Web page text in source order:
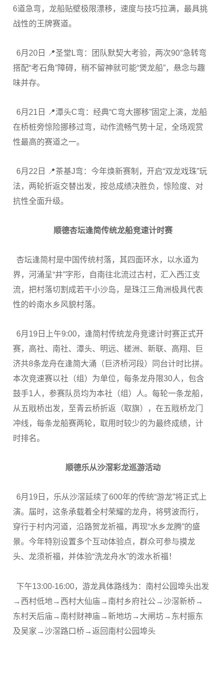
6道急弯，龙船贴壁极限漂移，速度与技巧拉满，最具挑
战性的王牌赛道。
6月20日 📍圣堂L弯：团队默契大考验，两次90°急转弯
搭配“考石角”障碍，稍不留神就可能“煲龙船”，悬念与趣
味并存。
6月21日 📍潭头C弯：经典“C弯大挪移”固定上演，龙船
在桥桩旁惊险挪移过弯，动作流畅气势十足，全场观赏
性最高的赛道之一。
6月22日 📍茶基J弯：今年焕新赛制，开启“双龙戏珠”玩
法，两轮折返交替出发，按总成绩决胜负，惊险度、对
抗性全面升级。
顺德杏坛逢简传统龙船竞速计时赛
杏坛逢简村是中国传统村落，其四面环水，以水道为
界，河涌呈“井”字形，自南往北流过古村，汇入西江支
流，把村落切割成若干小沙岛，是珠江三角洲极具代表
性的岭南水乡风貌村落。
6月19日上午9:00，逢简村传统龙舟竞速计时赛正式开
赛，高社、南社、潭头、明远、槎洲、新联、高翔、巨
济共8条龙舟在逢简大涌（巨济桥河段）同台计时比拼。
本次竞速赛以社（组）为单位，每条龙舟限30人，包含
鼓手1人，参赛队员均为本社（组）人。每轮一条龙船，
从五戙桥出发，至青云桥折返（取旗），在五戙桥龙门
冲线，每条龙船赛两轮，取用时较少的为最终成绩，计
时排名。
顺德乐从沙滘彩龙巡游活动
6月19日，乐从沙滘延续了600年的传统“游龙”将正式上
演。届时，这条承载着全村荣耀的龙舟，将劈波而行，
穿行于村内河道，沿路贺龙祈福，再现“水乡龙腾”的盛
景。今年特别设置多个互动体验点，群众可参与摸龙
头、龙须祈福，并体验“洗龙舟水”的泼水祈福！
下午13:00-16:00，游龙具体路线为：南村公园埠头出发
→西村低地→西村大仙庙→南村乡府社公→沙滘新桥→
东村天后庙→南村财神庙→新地坊→大闸坊→东村振东
及吴家→沙滘路口桥→返回南村公园埠头